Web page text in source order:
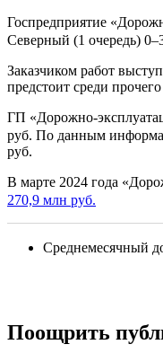
Госпредприятие
Северный (1 очередь)
Заказчиком работ
предстоит среди
ГП «Дорожно-
руб. По данным
руб.
В марте 2024 года
270,9 млн руб.
Среднемесячный
Поощрить